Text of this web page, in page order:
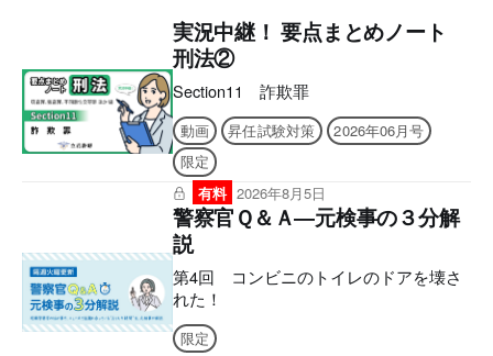
実況中継！ 要点まとめノート
刑法②
Section11 詐欺罪
動画 昇任試験対策
2026年06月号
限定
有料 2026年8月5日
警察官Ｑ＆Ａ―元検事の３分解
説
第4回 コンビニのトイレのドアを壊さ
れた！
限定